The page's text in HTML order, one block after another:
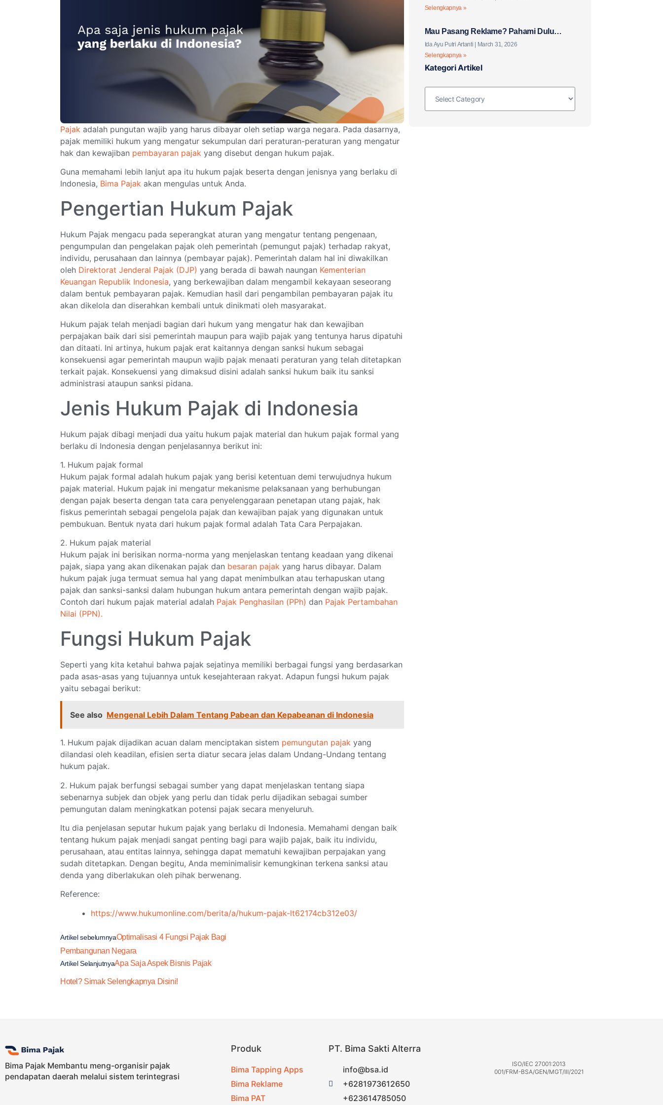
Pajak adalah pungutan wajib yang harus dibayar oleh setiap warga negara. Pada dasarnya,
pajak memiliki hukum yang mengatur sekumpulan dari peraturan-peraturan yang mengatur
hak dan kewajiban pembayaran pajak yang disebut dengan hukum pajak.
Guna memahami lebih lanjut apa itu hukum pajak beserta dengan jenisnya yang berlaku di
Indonesia, Bima Pajak akan mengulas untuk Anda.
Pengertian Hukum Pajak
Hukum Pajak mengacu pada seperangkat aturan yang mengatur tentang pengenaan,
pengumpulan dan pengelakan pajak oleh pemerintah (pemungut pajak) terhadap rakyat,
individu, perusahaan dan lainnya (pembayar pajak). Pemerintah dalam hal ini diwakilkan
oleh Direktorat Jenderal Pajak (DJP) yang berada di bawah naungan Kementerian
Keuangan Republik Indonesia, yang berkewajiban dalam mengambil kekayaan seseorang
dalam bentuk pembayaran pajak. Kemudian hasil dari pengambilan pembayaran pajak itu
akan dikelola dan diserahkan kembali untuk dinikmati oleh masyarakat.
Hukum pajak telah menjadi bagian dari hukum yang mengatur hak dan kewajiban
perpajakan baik dari sisi pemerintah maupun para wajib pajak yang tentunya harus dipatuhi
dan ditaati. Ini artinya, hukum pajak erat kaitannya dengan sanksi hukum sebagai
konsekuensi agar pemerintah maupun wajib pajak menaati peraturan yang telah ditetapkan
terkait pajak. Konsekuensi yang dimaksud disini adalah sanksi hukum baik itu sanksi
administrasi ataupun sanksi pidana.
Jenis Hukum Pajak di Indonesia
Hukum pajak dibagi menjadi dua yaitu hukum pajak material dan hukum pajak formal yang
berlaku di Indonesia dengan penjelasannya berikut ini:
1. Hukum pajak formal
Hukum pajak formal adalah hukum pajak yang berisi ketentuan demi terwujudnya hukum
pajak material. Hukum pajak ini mengatur mekanisme pelaksanaan yang berhubungan
dengan pajak beserta dengan tata cara penyelenggaraan penetapan utang pajak, hak
fiskus pemerintah sebagai pengelola pajak dan kewajiban pajak yang digunakan untuk
pembukuan. Bentuk nyata dari hukum pajak formal adalah Tata Cara Perpajakan.
2. Hukum pajak material
Hukum pajak ini berisikan norma-norma yang menjelaskan tentang keadaan yang dikenai
pajak, siapa yang akan dikenakan pajak dan besaran pajak yang harus dibayar. Dalam
hukum pajak juga termuat semua hal yang dapat menimbulkan atau terhapuskan utang
pajak dan sanksi-sanksi dalam hubungan hukum antara pemerintah dengan wajib pajak.
Contoh dari hukum pajak material adalah Pajak Penghasilan (PPh) dan Pajak Pertambahan
Nilai (PPN).
Fungsi Hukum Pajak
Seperti yang kita ketahui bahwa pajak sejatinya memiliki berbagai fungsi yang berdasarkan
pada asas-asas yang tujuannya untuk kesejahteraan rakyat. Adapun fungsi hukum pajak
yaitu sebagai berikut:
See also Mengenal Lebih Dalam Tentang Pabean dan Kepabeanan di Indonesia
1. Hukum pajak dijadikan acuan dalam menciptakan sistem pemungutan pajak yang
dilandasi oleh keadilan, efisien serta diatur secara jelas dalam Undang-Undang tentang
hukum pajak.
2. Hukum pajak berfungsi sebagai sumber yang dapat menjelaskan tentang siapa
sebenarnya subjek dan objek yang perlu dan tidak perlu dijadikan sebagai sumber
pemungutan dalam meningkatkan potensi pajak secara menyeluruh.
Itu dia penjelasan seputar hukum pajak yang berlaku di Indonesia. Memahami dengan baik
tentang hukum pajak menjadi sangat penting bagi para wajib pajak, baik itu individu,
perusahaan, atau entitas lainnya, sehingga dapat mematuhi kewajiban perpajakan yang
sudah ditetapkan. Dengan begitu, Anda meminimalisir kemungkinan terkena sanksi atau
denda yang diberlakukan oleh pihak berwenang.
Reference:
https://www.hukumonline.com/berita/a/hukum-pajak-lt62174cb312e03/
Artikel sebelumnyaOptimalisasi 4 Fungsi Pajak Bagi
Pembangunan Negara
Artikel SelanjutnyaApa Saja Aspek Bisnis Pajak
Hotel? Simak Selengkapnya Disini!
Selengkapnya »
Mau Pasang Reklame? Pahami Dulu
Pajaknya!
Ida Ayu Putri Artanti
March 31, 2026
Selengkapnya »
Kategori Artikel
Bima Pajak Membantu meng-organisir pajak
pendapatan daerah melalui sistem terintegrasi
Produk
Bima Tapping Apps
Bima Reklame
Bima PAT
PT. Bima Sakti Alterra
info@bsa.id
+6281973612650
+623614785050
ISO/IEC 27001:2013
001/FRM-BSA/GEN/MGT/III/2021